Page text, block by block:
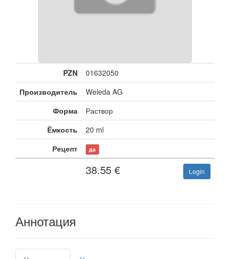
PZN
01632050
Производитель
Weleda AG
Форма
Раствор
Ёмкость
20 ml
Рецепт
да
38.55 € Login
Аннотация